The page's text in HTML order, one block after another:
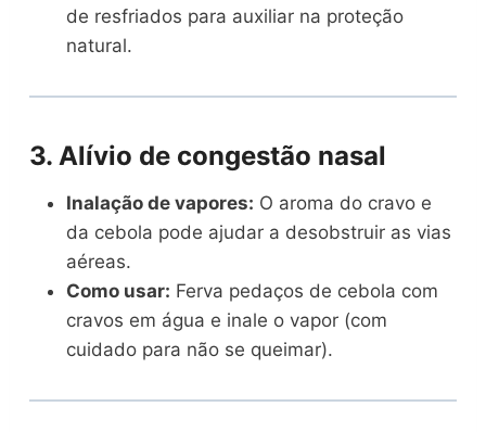
de resfriados para auxiliar na proteção
natural.
3. Alívio de congestão nasal
Inalação de vapores: O aroma do cravo e
da cebola pode ajudar a desobstruir as vias
aéreas.
Como usar: Ferva pedaços de cebola com
cravos em água e inale o vapor (com
cuidado para não se queimar).